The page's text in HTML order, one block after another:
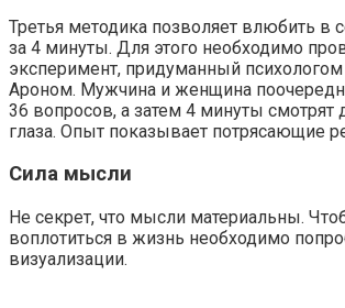
Третья методика позволяет влюбить в
за 4 минуты. Для этого необходимо
эксперимент, придуманный
Ароном. Мужчина и женщина
36 вопросов, а затем 4 минуты смотрят
глаза. Опыт показывает потрясающие
Сила мысли
Не секрет, что мысли материальны.
воплотиться в жизнь необходимо
визуализации.